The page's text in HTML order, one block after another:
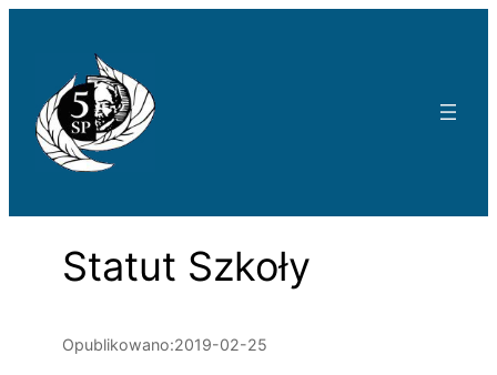
Statut Szkoły
Opublikowano:2019-02-25